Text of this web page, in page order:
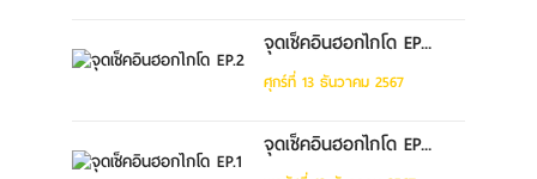
จุดเช็คอินฮอกไกโด EP...
ศุกร์ที่ 13 ธันวาคม 2567
จุดเช็คอินฮอกไกโด EP...